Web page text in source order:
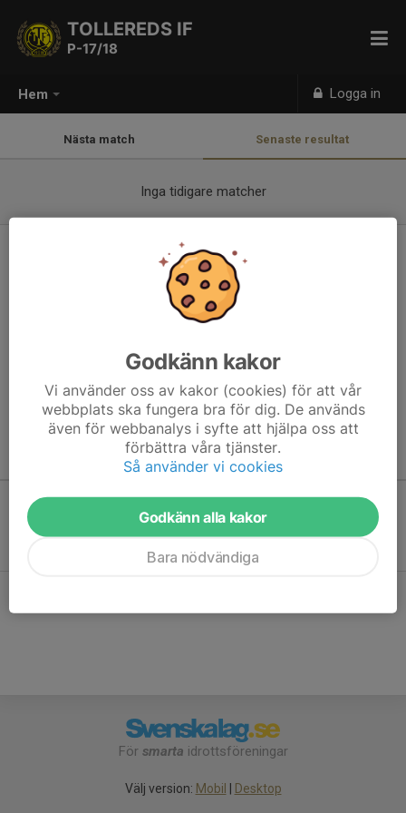
Hem Logga in
TOLLEREDS IF
P-17/18
Nästa match Senaste resultat
Inga tidigare matcher
Välkommen att träna med oss
Vi tränar på Spinnarvallen på söndagar mellan klockan 10-11.
någon av ledarna. Telefonnummer till tränarna hittar ni
vänsterfliken som heter Truppen.
Läs mer
Kommande aktiviteter
Inga aktiviteter inbokade
För smarta idrottsföreningar
Välj version: Mobil Desktop
Godkänn kakor
Vi använder oss av kakor (cookies) för att vår
webbplats ska fungera bra för dig. De används
även för webbanalys i syfte att hjälpa oss att
förbättra våra tjänster.
Så använder vi cookies
Godkänn alla kakor
Bara nödvändiga